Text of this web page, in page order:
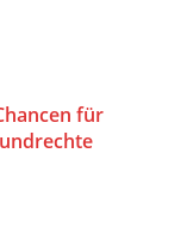
für